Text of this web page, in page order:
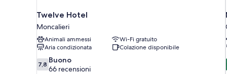
Twelve Hotel
Moncalieri
Animali ammessi
Wi-Fi gratuito
Aria condizionata
Colazione disponibile
7.8
su
7,8 Buono
66 recensioni